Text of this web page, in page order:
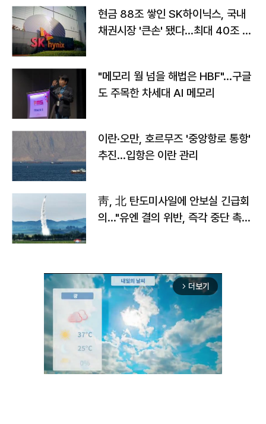
현금 88조 쌓인 SK하이닉스, 국내
채권시장 '큰손' 됐다…최대 40조 투
"메모리 월 넘을 해법은 HBF"…구글
도 주목한 차세대 AI 메모리
이란·오만, 호르무즈 '중앙항로 통항'
추진…입항은 이란 관리
靑, 北 탄도미사일에 안보실 긴급회
의…"유엔 결의 위반, 즉각 중단 촉
arrow_forward_ios 더보기